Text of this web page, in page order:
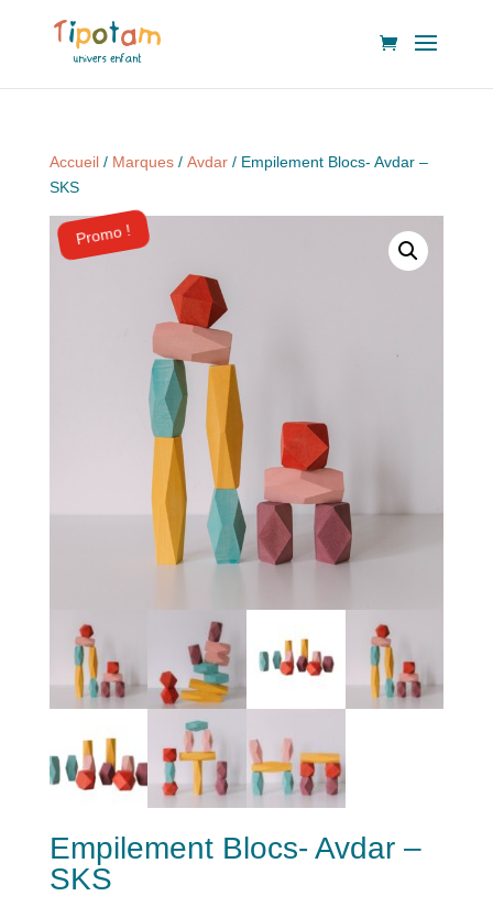
Accueil/ Marques/ Avdar/ Empilement Blocs- Avdar –
SKS
Promo !
Empilement Blocs- Avdar –
SKS